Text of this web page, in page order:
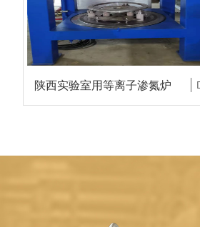
陕西实验室用等离子渗氮炉